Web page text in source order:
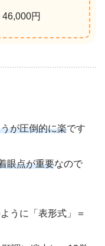
円
が圧倒的に楽です
眼点が重要なので
うに「表形式」＝